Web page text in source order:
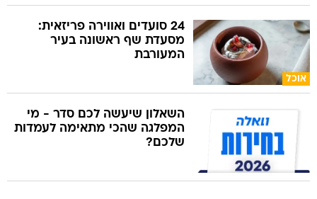
אוכל
24 סועדים ואווירה פריזאית:
מסעדת שף ראשונה בעיר
המעורבת
השאלון שיעשה לכם סדר - מי
המפלגה שהכי מתאימה לעמדות
שלכם?